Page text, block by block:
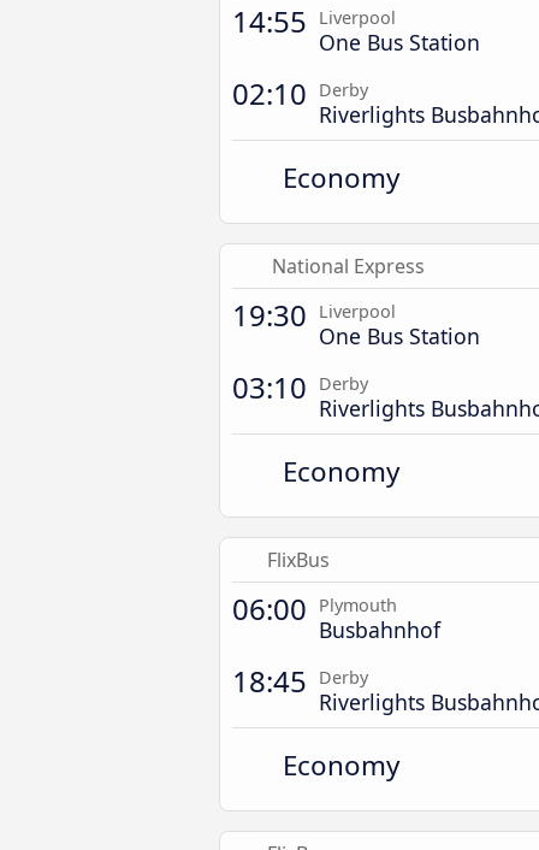
14:55 Liverpool
One Bus Station
02:10 Derby
Riverlights
Economy
National Express
19:30 Liverpool
One Bus Station
03:10 Derby
Riverlights
Economy
FlixBus
06:00 Plymouth
Busbahnhof
18:45 Derby
Riverlights
Economy